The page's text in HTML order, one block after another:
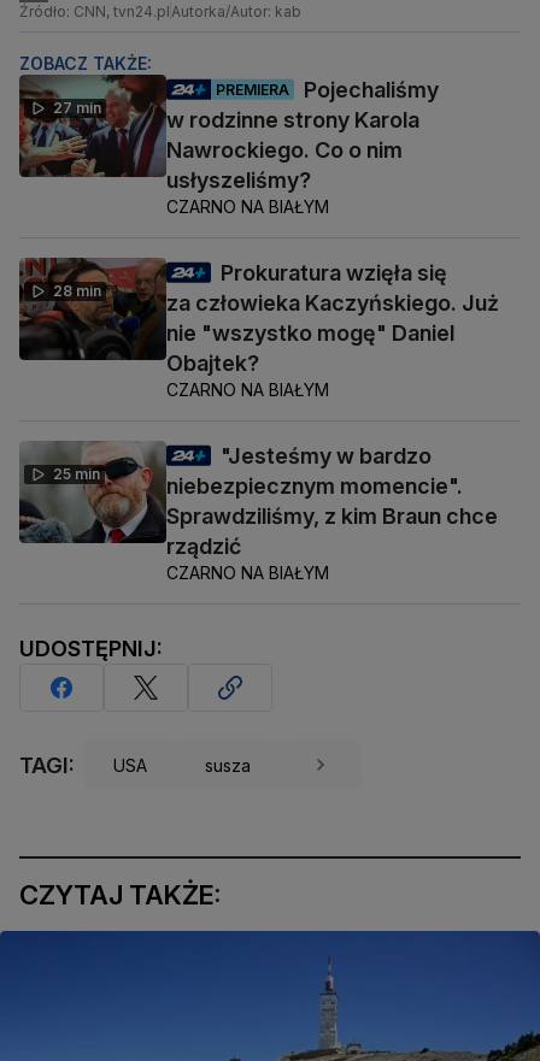
Źródło: CNN, tvn24.plAutorka/Autor: kab
ZOBACZ TAKŻE:
27 min
PREMIERA
Pojechaliśmy
w rodzinne strony Karola
Nawrockiego. Co o nim
usłyszeliśmy?
CZARNO NA BIAŁYM
28 min
Prokuratura wzięła się
za człowieka Kaczyńskiego. Już
nie "wszystko mogę" Daniel
Obajtek?
CZARNO NA BIAŁYM
25 min
"Jesteśmy w bardzo
niebezpiecznym momencie".
Sprawdziliśmy, z kim Braun chce
rządzić
CZARNO NA BIAŁYM
UDOSTĘPNIJ:
TAGI: USA susza
CZYTAJ TAKŻE: